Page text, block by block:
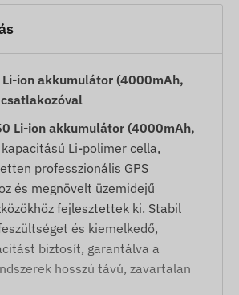
ion akkumulátor (4000mAh,
Li-ion akkumulátor (4000mAh,
kapacitású Li-polimer cella,
professzionális GPS
és megnövelt üzemidejű
fejlesztettek ki. Stabil
és kiemelkedő,
biztosít, garantálva a
hosszú távú, zavartalan